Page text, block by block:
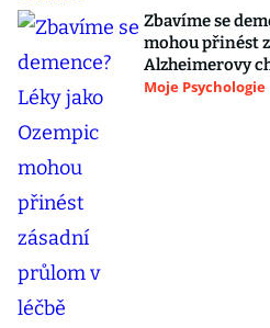
Zbavíme se
mohou přinést
Alzheimerovy
Moje Psychologie